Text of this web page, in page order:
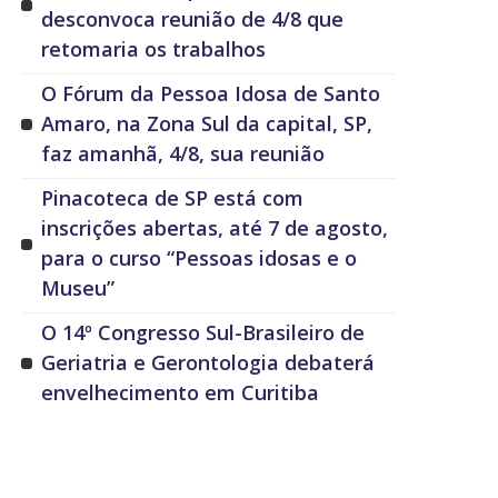
desconvoca reunião de 4/8 que
retomaria os trabalhos
O Fórum da Pessoa Idosa de Santo
Amaro, na Zona Sul da capital, SP,
faz amanhã, 4/8, sua reunião
Pinacoteca de SP está com
inscrições abertas, até 7 de agosto,
para o curso “Pessoas idosas e o
Museu”
O 14º Congresso Sul-Brasileiro de
Geriatria e Gerontologia debaterá
envelhecimento em Curitiba